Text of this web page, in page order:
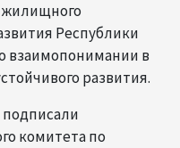
Республики
взаимопонимании в
развития.
комитета по